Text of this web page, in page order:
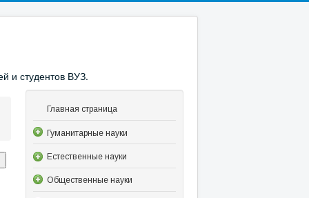
и студентов ВУЗ.
Главная страница
Гуманитарные науки
Естественные науки
Общественные науки